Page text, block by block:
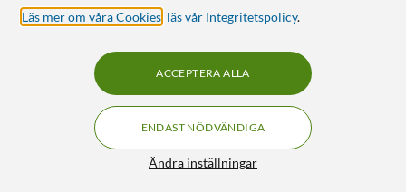
KUNSKAP OCH TILLBEHÖR TILL
HEMELEKTRONIK
Läs mer om våra Cookies läs vår Integritetspolicy.
Ändra inställningar
ENDAST NÖDVÄNDIGA
ACCEPTERA ALLA